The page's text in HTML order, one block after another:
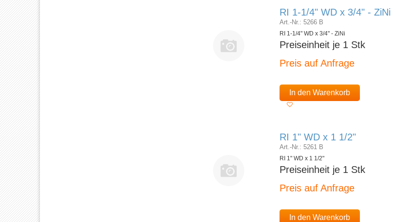
RI 1-1/4" WD x 3/4" - ZiNi
Art.-Nr.: 5266 B
RI 1-1/4" WD x 3/4" - ZiNi
Preiseinheit je 1 Stk
Preis auf Anfrage
In den Warenkorb
RI 1" WD x 1 1/2"
Art.-Nr.: 5261 B
RI 1" WD x 1 1/2"
Preiseinheit je 1 Stk
Preis auf Anfrage
In den Warenkorb